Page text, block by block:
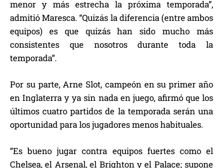
menor y más estrecha la próxima temporada”,
admitió Maresca. “Quizás la diferencia (entre ambos
equipos) es que quizás han sido mucho más
consistentes que nosotros durante toda la
temporada”.
Por su parte, Arne Slot, campeón en su primer año
en Inglaterra y ya sin nada en juego, afirmó que los
últimos cuatro partidos de la temporada serán una
oportunidad para los jugadores menos habituales.
“Es bueno jugar contra equipos fuertes como el
Chelsea, el Arsenal, el Brighton y el Palace; supone